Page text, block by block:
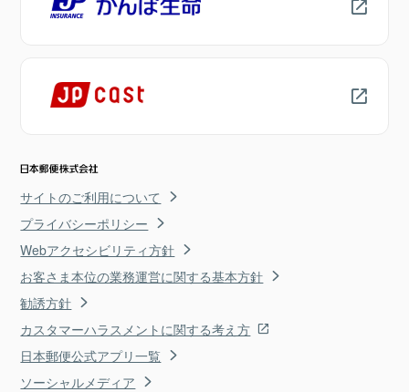
サイトのご利用について
プライバシーポリシー
Webアクセシビリティ方針
お客さま本位の業務運営に関する基本方針
勧誘方針
カスタマーハラスメントに関する考え方
日本郵便公式アプリ一覧
ソーシャルメディア